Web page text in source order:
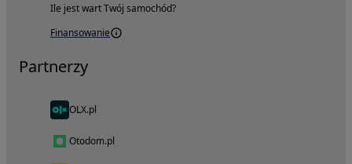
Ile jest wart Twój samochód?
Finansowanie
Partnerzy
OLX.pl
Otodom.pl